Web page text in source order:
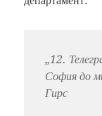
„12.
София до
Гирс